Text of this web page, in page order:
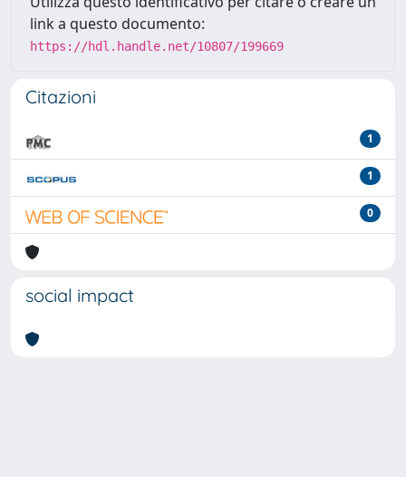
link a questo documento:
https://hdl.handle.net/10807/199669
Citazioni
1
1
0
social impact